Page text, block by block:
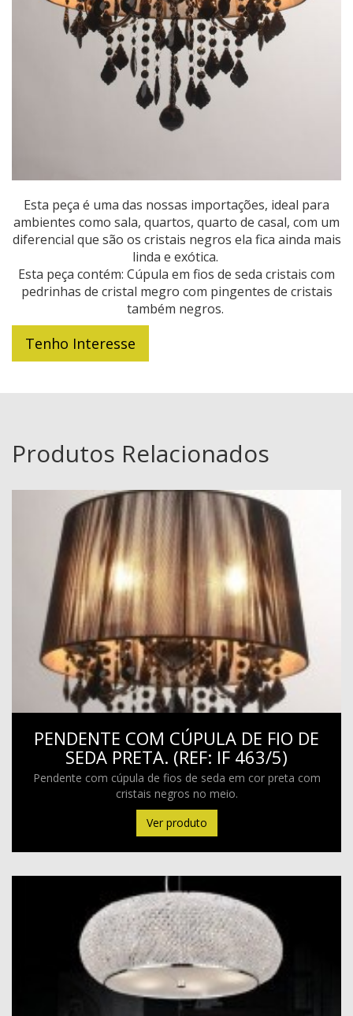
Esta peça é uma das nossas importações, ideal para
ambientes como sala, quartos, quarto de casal, com um
diferencial que são os cristais negros ela fica ainda mais
linda e exótica.
Esta peça contém: Cúpula em fios de seda cristais com
pedrinhas de cristal megro com pingentes de cristais
também negros.
Tenho Interesse
Produtos Relacionados
PENDENTE COM CÚPULA DE FIO DE
SEDA PRETA. (REF: IF 463/5)
Pendente com cúpula de fios de seda em cor preta com
cristais negros no meio.
Ver produto